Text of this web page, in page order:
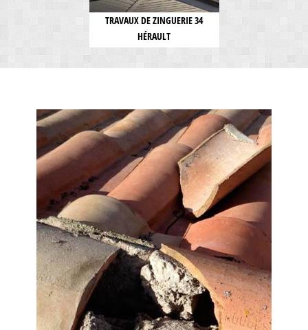
TRAVAUX DE ZINGUERIE 34
HÉRAULT